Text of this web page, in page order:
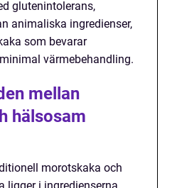
glutenintolerans,
animaliska ingredienser,
som bevarar
värmebehandling.
mellan
hälsosam
morotskaka och